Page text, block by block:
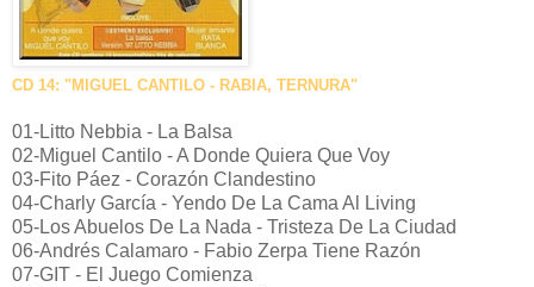
CD 14: "MIGUEL CANTILO - RABIA, TERNURA"
01-Litto Nebbia - La Balsa
02-Miguel Cantilo - A Donde Quiera Que Voy
03-Fito Páez - Corazón Clandestino
04-Charly García - Yendo De La Cama Al Living
05-Los Abuelos De La Nada - Tristeza De La Ciudad
06-Andrés Calamaro - Fabio Zerpa Tiene Razón
07-GIT - El Juego Comienza